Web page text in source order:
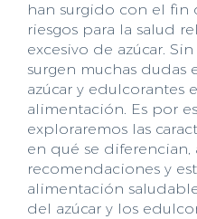
han surgido con el fin
riesgos para la salud
excesivo de azúcar.
surgen muchas dudas
azúcar y edulcorantes
alimentación. Es por
exploraremos las
en qué se
recomendaciones y
alimentación
del azúcar y los